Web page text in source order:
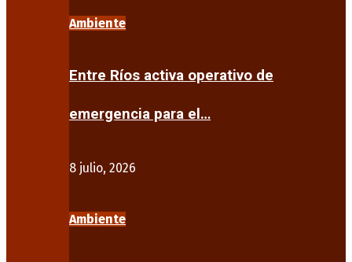
Ambiente
Entre Ríos activa operativo de
emergencia para el…
8 julio, 2026
Ambiente